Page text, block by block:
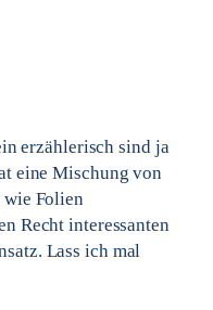
erzählerisch sind ja
eine Mischung von
wie Folien
Recht interessanten
Lass ich mal